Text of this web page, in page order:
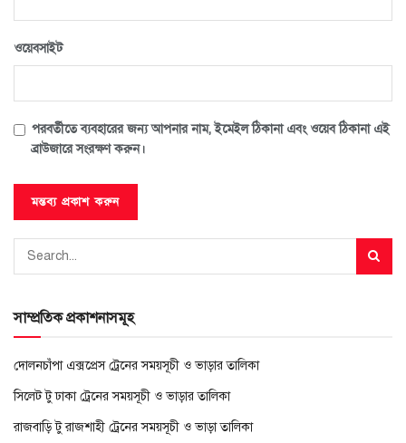
ওয়েবসাইট
পরবর্তীতে ব্যবহারের জন্য আপনার নাম, ইমেইল ঠিকানা এবং ওয়েব ঠিকানা এই
ব্রাউজারে সংরক্ষণ করুন।
সাম্প্রতিক প্রকাশনাসমূহ
দোলনচাঁপা এক্সপ্রেস ট্রেনের সময়সূচী ও ভাড়ার তালিকা
সিলেট টু ঢাকা ট্রেনের সময়সূচী ও ভাড়ার তালিকা
রাজবাড়ি টু রাজশাহী ট্রেনের সময়সূচী ও ভাড়া তালিকা